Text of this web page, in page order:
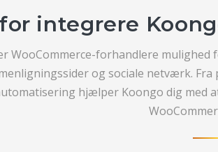
integrere
WooCommerce-forhandlere
og sociale netværk.
hjælper Koongo dig med